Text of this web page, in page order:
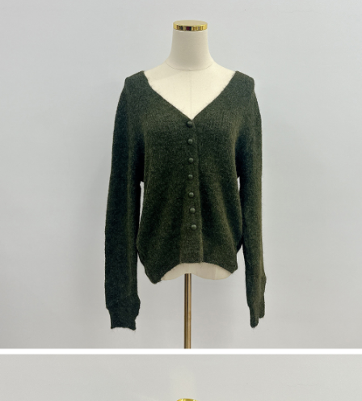
pesanan ditubuhkan, akan secara automatik dialihkan ke proses
transaksi Gogo, selepas pengesahan nombor telefon, pilih bilangan
ansuran yang diingini, tarikh akhir pembayaran, dan setelah
mengesahkan pembayaran, transaksi akan selesai.
3. Jumlah kelulusan sebenar, bilangan ansuran dan jumlah bayaran
adalah berdasarkan halaman pengesahan transaksi seterusnya.
4. Dalam masa 30 minit selepas pesanan ditubuhkan, jika tidak pergi
untuk mengesahkan transaksi atau jika tidak lulus semakan, pesanan
akan dibatalkan secara automatik. Jika terdapat situasi "pindah untuk
semakan khusus" yang tidak lulus, ini menunjukkan bahawa sistem
penilaian tidak mencukupi, tiada penjelasan mengenai kandungan
penilaian boleh diberikan.
【Penerangan Kaedah Pembayaran】
1. Pembayaran ansuran tidak digabungkan dalam bil telekomunikasi,
"Pembayaran Ansuran Gogo" akan menghantar SMS peringatan
pembayaran selepas tarikh penyelesaian bulanan.
2. Melalui pautan SMS untuk membuka bil, anda boleh memilih untuk
membayar melalui "Kod bar kedai serbaneka / Kedai rasmi Taiwan
Mobile / Pemindahan bank / Pembayaran J街口 / iPASS MONEY" dan
【Nota Penting】
oleh AFTEE, sila jangan gunakan perkhidmatan ini.